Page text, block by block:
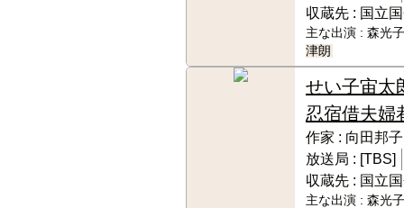
収蔵先 : 国立
主な出演 : 森光
津朗
せい子宙
忍宿借夫婦
作家 : 向田邦子
放送局 : [TBS]
収蔵先 : 国立
主な出演 : 森光